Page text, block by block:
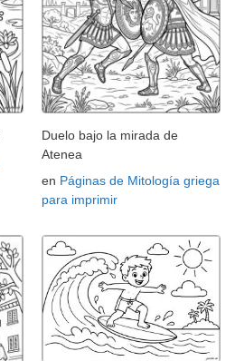
Duelo bajo la mirada de
Atenea
en Páginas de Mitología griega
para imprimir